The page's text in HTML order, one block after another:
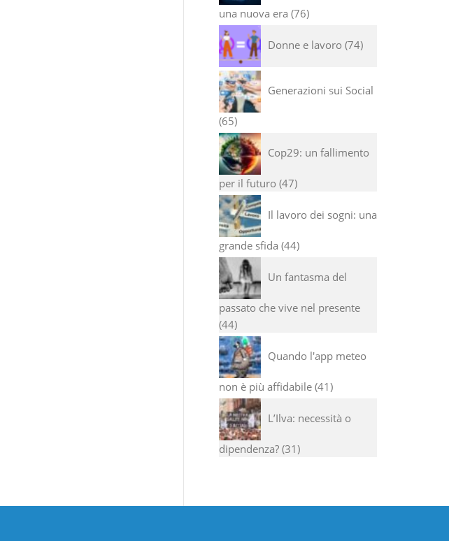
una nuova era 76
Donne e lavoro 74
Generazioni sui Social
65
Cop29: un fallimento
per il futuro 47
Il lavoro dei sogni: una
grande sfida 44
Un fantasma del
passato che vive nel presente
44
Quando l'app meteo
non è più affidabile 41
L’Ilva: necessità o
dipendenza? 31